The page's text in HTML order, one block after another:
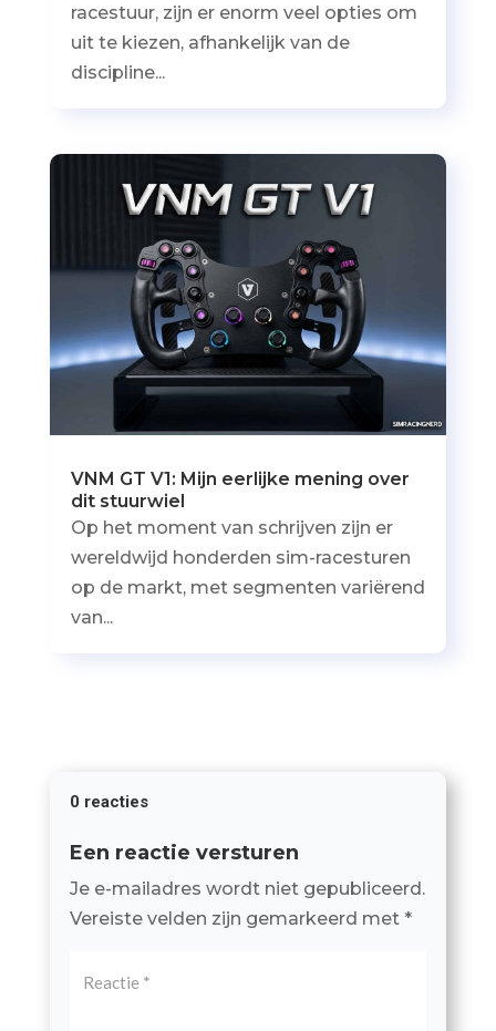
racestuur, zijn er enorm veel opties om
uit te kiezen, afhankelijk van de
discipline...
VNM GT V1: Mijn eerlijke mening over
dit stuurwiel
Op het moment van schrijven zijn er
wereldwijd honderden sim-racesturen
op de markt, met segmenten variërend
van...
0 reacties
Een reactie versturen
Je e-mailadres wordt niet gepubliceerd.
Vereiste velden zijn gemarkeerd met *